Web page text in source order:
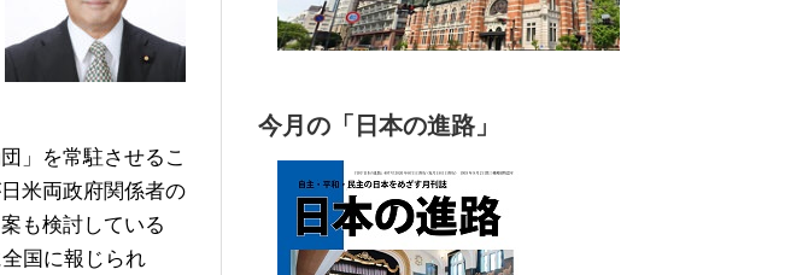
」を常駐させるこ
米両政府関係者の
も検討している
国に報じられ
今月の「日本の進路」